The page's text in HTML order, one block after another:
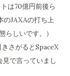
は70億円前後ら
のJAXAの打ち上
らしいです。）
さがるとSpaceX
見で言っていまし